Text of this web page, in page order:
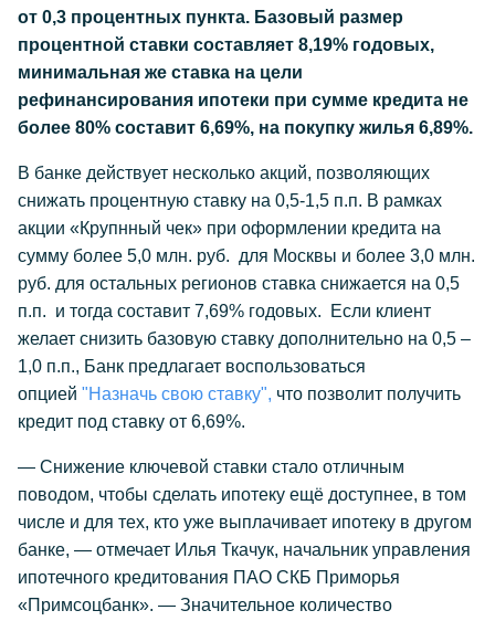
от 0,3 процентных пункта. Базовый размер
процентной ставки составляет 8,19% годовых,
минимальная же ставка на цели
рефинансирования ипотеки при сумме кредита не
более 80% составит 6,69%, на покупку жилья 6,89%.
В банке действует несколько акций, позволяющих
снижать процентную ставку на 0,5-1,5 п.п. В рамках
акции «Крупнный чек» при оформлении кредита на
сумму более 5,0 млн. руб. для Москвы и более 3,0 млн.
руб. для остальных регионов ставка снижается на 0,5
п.п. и тогда составит 7,69% годовых. Если клиент
желает снизить базовую ставку дополнительно на 0,5 –
1,0 п.п., Банк предлагает воспользоваться
опцией "Назначь свою ставку", что позволит получить
кредит под ставку от 6,69%.
— Снижение ключевой ставки стало отличным
поводом, чтобы сделать ипотеку ещё доступнее, в том
числе и для тех, кто уже выплачивает ипотеку в другом
банке, — отмечает Илья Ткачук, начальник управления
ипотечного кредитования ПАО СКБ Приморья
«Примсоцбанк». — Значительное количество